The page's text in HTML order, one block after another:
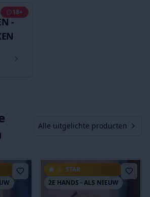
18+
-
Alle uitgelichte producten
⭐ STAR
2E HANDS - ALS NIEUW